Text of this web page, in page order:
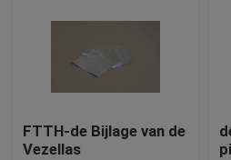
FTTH-de Bijlage van de
Vezellas